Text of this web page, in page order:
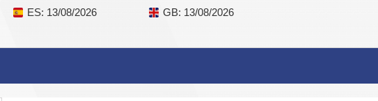
ES: 13/08/2026 GB: 13/08/2026